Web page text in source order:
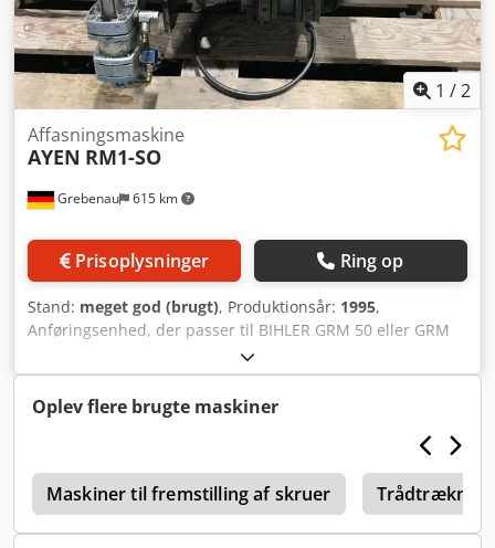
1 /2
Grebenau 615 km
Affasningsmaskine
AYEN RM1-SO
Prisoplysninger Ring op
Stand: meget god (brugt), Produktionsår: 1995,
Anføringsenhed, der passer til BIHLER GRM 50 eller GRM
80 Tråddiameterområde: 2,5 - 5,5 mm Cjdpfx Asi Tza
Uskbsrf
Oplev flere brugte maskiner
Maskiner til fremstilling af skruer